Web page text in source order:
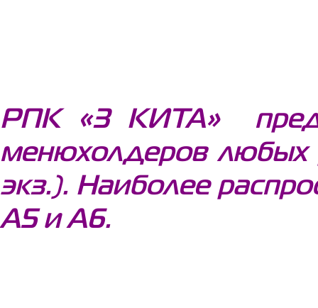
РПК «3 КИТА»
менюхолдеров любых
экз.). Наиболее
А5 и А6.